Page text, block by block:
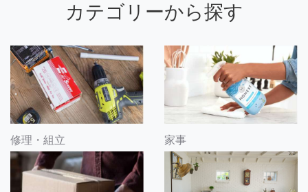
カテゴリーから探す
修理・組立 家事